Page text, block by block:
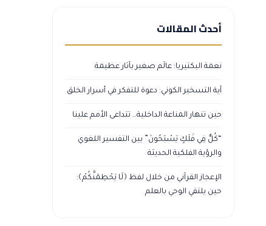
أحدث المقالات
نعمة البكتيريا: عالَم صغير بآثار عظيمة
آية التسخير الكوني: دعوة للتفكر في أسرار الخلق
حين تنهار المناعة الداخلية… تتداعى الأمم علينا
“كُلٌّ فِي فَلَكٍ يَسْبَحُونَ” بين التفسير اللغوي
والرؤية الفلكية الحديثة
الإعجاز القرآني من خلال لفظ ﴿لَا يَحْطِمَنَّكُمْ﴾:
حين يلتقي الوحي بالعلم